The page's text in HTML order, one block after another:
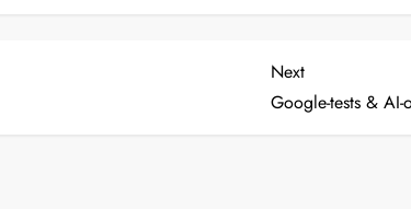
Next
Post
Next
Google-tests &